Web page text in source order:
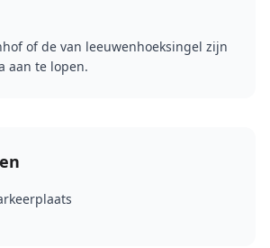
of de van leeuwenhoeksingel zijn
aan te lopen.